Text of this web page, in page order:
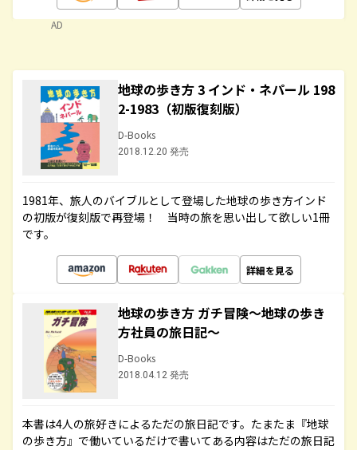
AD
地球の歩き方 3 インド・ネパール 198
2-1983（初版復刻版）
D-Books
2018.12.20 発売
1981年、旅人のバイブルとして登場した地球の歩き方インド
の初版が復刻版で再登場！ 当時の旅を思い出して欲しい1冊
です。
詳細を見る
地球の歩き方 ガチ冒険～地球の歩き
方社員の旅日記～
D-Books
2018.04.12 発売
本書は4人の旅好きによるただの旅日記です。たまたま『地球
の歩き方』で働いているだけで書いてある内容はただの旅日記